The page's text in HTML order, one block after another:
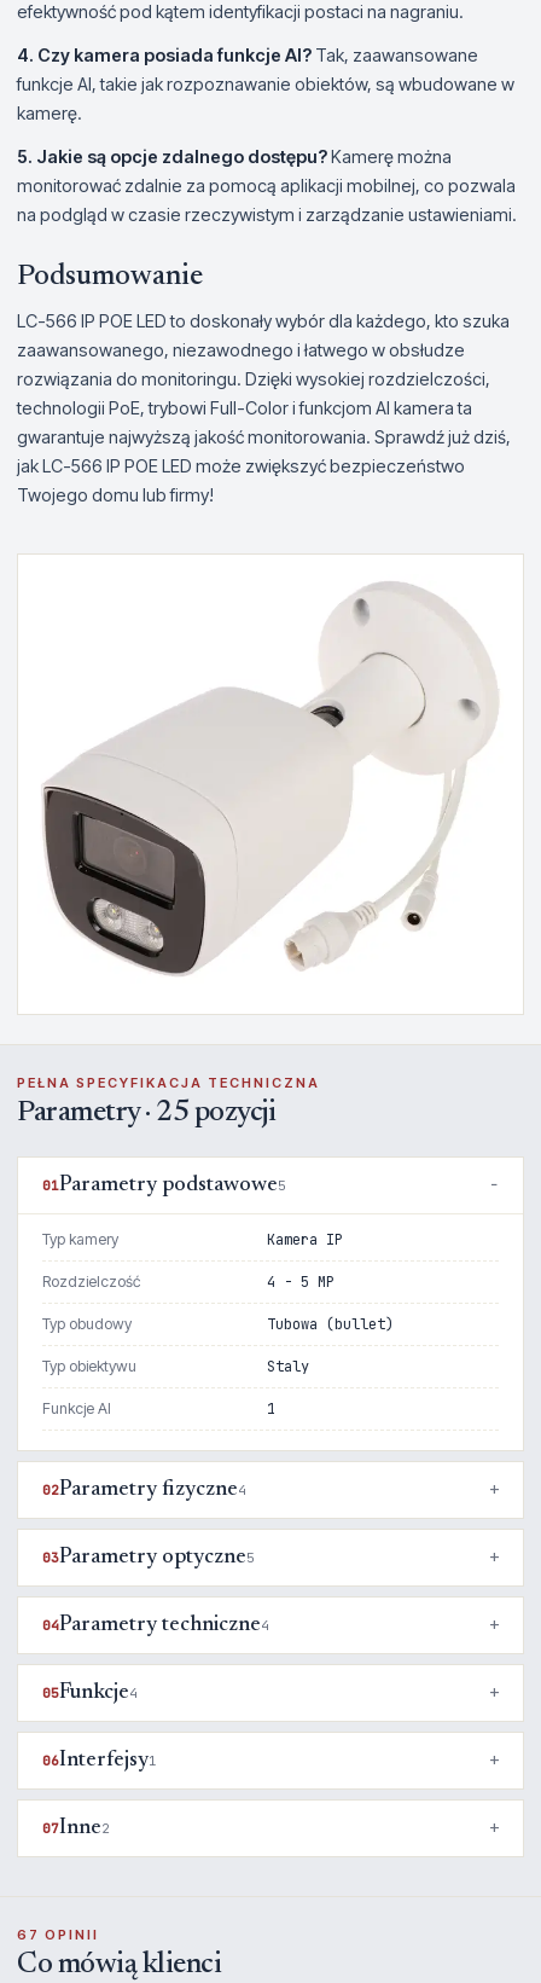
efektywność pod kątem identyfikacji postaci na nagraniu.
4. Czy kamera posiada funkcje AI? Tak, zaawansowane
funkcje AI, takie jak rozpoznawanie obiektów, są wbudowane w
kamerę.
5. Jakie są opcje zdalnego dostępu?Kamerę można
monitorować zdalnie za pomocą aplikacji mobilnej, co pozwala
na podgląd w czasie rzeczywistym i zarządzanie ustawieniami.
Podsumowanie
LC-566 IP POE LED to doskonały wybór dla każdego, kto szuka
zaawansowanego, niezawodnego i łatwego w obsłudze
rozwiązania do monitoringu. Dzięki wysokiej rozdzielczości,
technologii PoE, trybowi Full-Color i funkcjom AI kamera ta
gwarantuje najwyższą jakość monitorowania. Sprawdź już dziś,
jak LC-566 IP POE LED może zwiększyć bezpieczeństwo
Twojego domu lub firmy!
PEŁNA SPECYFIKACJA TECHNICZNA
Parametry · 25 pozycji
01Parametry podstawowe5
Typ kamery Kamera IP
Rozdzielczość 4 - 5 MP
Typ obudowy Tubowa (bullet)
Typ obiektywu Staly
Funkcje AI 1
02Parametry fizyczne4
03Parametry optyczne5
04Parametry techniczne4
05Funkcje4
06Interfejsy1
07Inne2
67 OPINII
Co mówią klienci